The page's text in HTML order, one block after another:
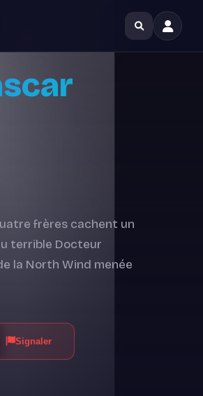
frères cachent un
terrible Docteur
la North Wind menée
Signaler